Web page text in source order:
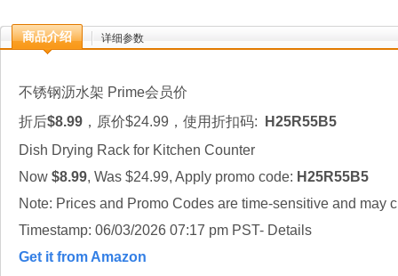
商品介绍 详细参数
不锈钢沥水架 Prime会员价
折后$8.99 ，原价$24.99，使用折扣码:
H25R55B5
Dish Drying Rack for Kitchen Counter
Now $8.99, Was $24.99, Apply promo code: H25R55B5
Note: Prices and Promo Codes are time-sensitive and may
Timestamp: 06/03/2026 07:17 pm PST- Details
Get it from Amazon